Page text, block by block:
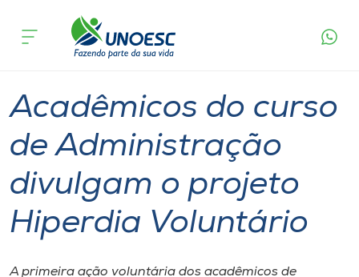
Cursos
Pesquisa
Atendimento ao Estudante
Portal de Ensino
acontece
Acadêmicos do curso
de Administração
divulgam o projeto
Hiperdia Voluntário
A primeira ação voluntária dos acadêmicos de